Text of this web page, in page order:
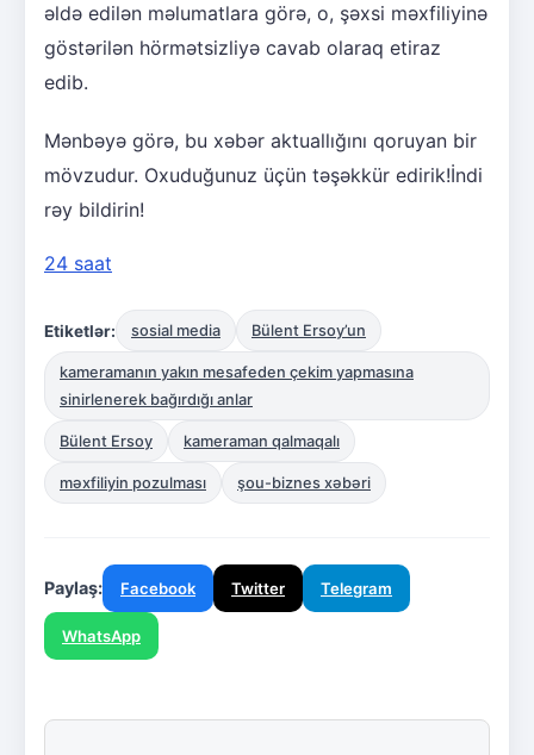
əldə edilən məlumatlara görə, o, şəxsi məxfiliyinə
göstərilən hörmətsizliyə cavab olaraq etiraz
edib.
Mənbəyə görə, bu xəbər aktuallığını qoruyan bir
mövzudur. Oxuduğunuz üçün təşəkkür edirik!İndi
rəy bildirin!
24 saat
Etiketlər: sosial media Bülent Ersoy’un
kameramanın yakın mesafeden çekim yapmasına
sinirlenerek bağırdığı anlar
Bülent Ersoy kameraman qalmaqalı
məxfiliyin pozulması şou-biznes xəbəri
Paylaş: Facebook Twitter Telegram
WhatsApp